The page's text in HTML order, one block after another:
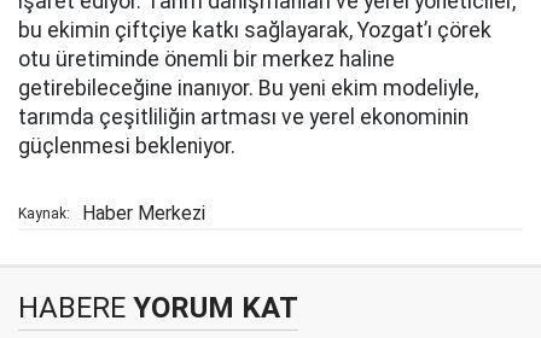
bu ekimin çiftçiye katkı sağlayarak, Yozgat’ı çörek
otu üretiminde önemli bir merkez haline
getirebileceğine inanıyor. Bu yeni ekim modeliyle,
tarımda çeşitliliğin artması ve yerel ekonominin
güçlenmesi bekleniyor.
Kaynak: Haber Merkezi
HABERE YORUM KAT